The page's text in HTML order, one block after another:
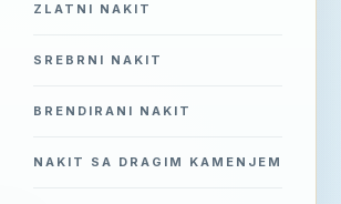
ZLATNI NAKIT
SREBRNI NAKIT
BRENDIRANI NAKIT
NAKIT SA DRAGIM KAMENJEM